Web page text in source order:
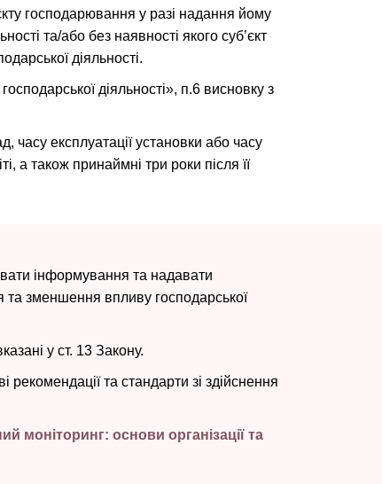
господарювання у разі надання йому
та/або без наявності якого суб’єкт
діяльності.
діяльності», п.6 висновку з
часу експлуатації установки або часу
а також принаймні три роки після її
інформування та надавати
та зменшення впливу господарської
у ст. 13 Закону.
та стандарти зі здійснення
основи організації та